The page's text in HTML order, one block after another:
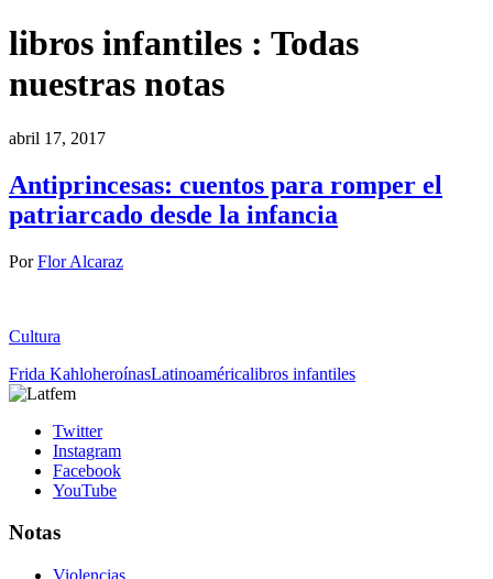
libros infantiles : Todas
nuestras notas
abril 17, 2017
Antiprincesas: cuentos para romper el
patriarcado desde la infancia
PorFlor Alcaraz
Cultura
Frida KahloheroínasLatinoaméricalibros infantiles
Twitter
Instagram
Facebook
YouTube
Notas